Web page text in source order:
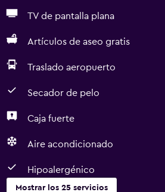
TV de pantalla plana
Artículos de aseo gratis
Traslado aeropuerto
Secador de pelo
Caja fuerte
Aire acondicionado
Hipoalergénico
Mostrar los 25 servicios